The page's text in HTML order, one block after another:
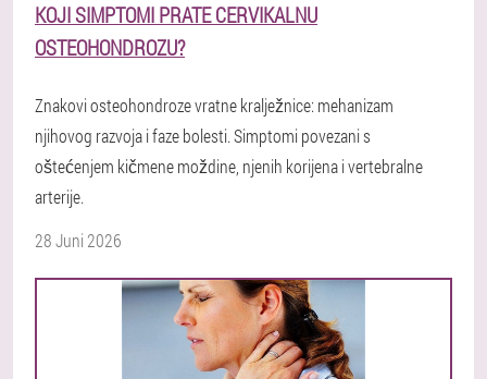
KOJI SIMPTOMI PRATE CERVIKALNU
OSTEOHONDROZU?
Znakovi osteohondroze vratne kralježnice: mehanizam
njihovog razvoja i faze bolesti. Simptomi povezani s
oštećenjem kičmene moždine, njenih korijena i vertebralne
arterije.
28 Juni 2026